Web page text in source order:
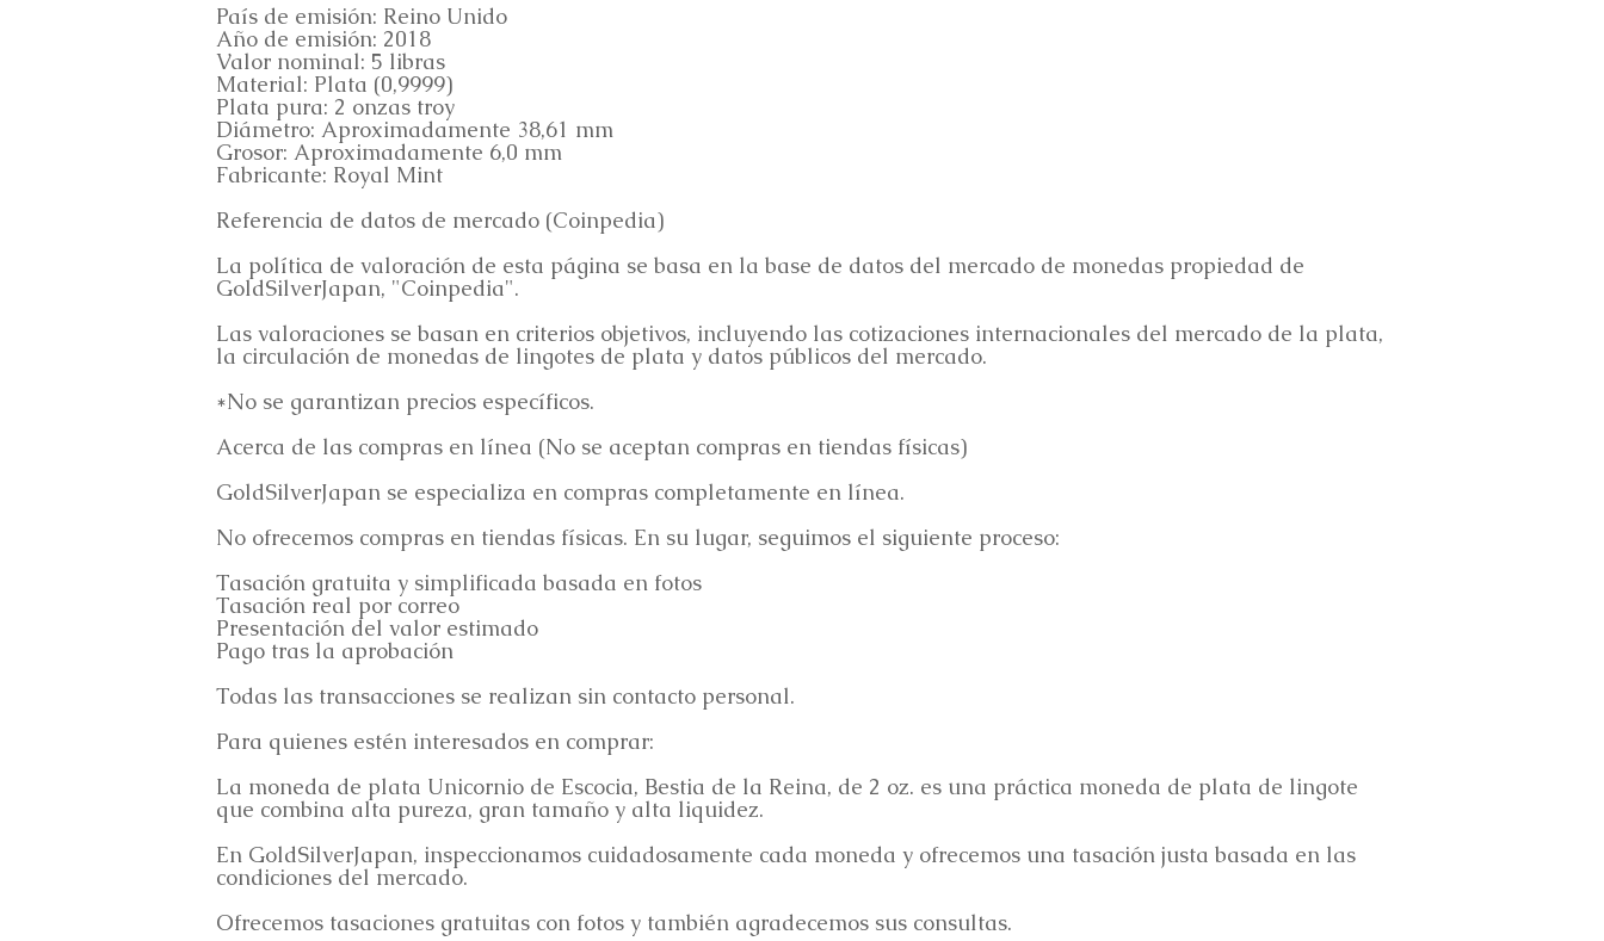
País de emisión: Reino Unido
Año de emisión: 2018
Valor nominal: 5 libras
Material: Plata (0,9999)
Plata pura: 2 onzas troy
Diámetro: Aproximadamente 38,61 mm
Grosor: Aproximadamente 6,0 mm
Fabricante: Royal Mint
Referencia de datos de mercado (Coinpedia)
La política de valoración de esta página se basa en la base de datos del mercado de monedas propiedad de
GoldSilverJapan, "Coinpedia".
Las valoraciones se basan en criterios objetivos, incluyendo las cotizaciones internacionales del mercado de la plata,
la circulación de monedas de lingotes de plata y datos públicos del mercado.
*No se garantizan precios específicos.
Acerca de las compras en línea (No se aceptan compras en tiendas físicas)
GoldSilverJapan se especializa en compras completamente en línea.
No ofrecemos compras en tiendas físicas. En su lugar, seguimos el siguiente proceso:
Tasación gratuita y simplificada basada en fotos
Tasación real por correo
Presentación del valor estimado
Pago tras la aprobación
Todas las transacciones se realizan sin contacto personal.
Para quienes estén interesados en comprar:
La moneda de plata Unicornio de Escocia, Bestia de la Reina, de 2 oz. es una práctica moneda de plata de lingote
que combina alta pureza, gran tamaño y alta liquidez.
En GoldSilverJapan, inspeccionamos cuidadosamente cada moneda y ofrecemos una tasación justa basada en las
condiciones del mercado.
Ofrecemos tasaciones gratuitas con fotos y también agradecemos sus consultas.